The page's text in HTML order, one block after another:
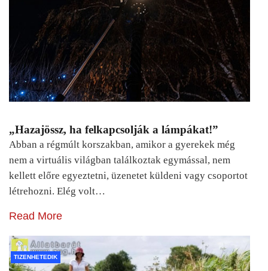
„Hazajössz, ha felkapcsolják a lámpákat!”
Abban a régmúlt korszakban, amikor a gyerekek még
nem a virtuális világban találkoztak egymással, nem
kellett előre egyeztetni, üzenetet küldeni vagy csoportot
létrehozni. Elég volt…
Read More
TIZENHETEDIK